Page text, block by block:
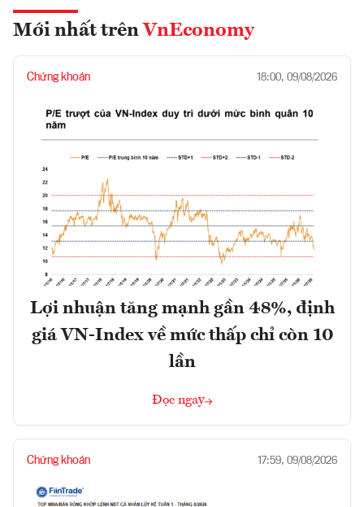
Mới nhất trên VnEconomy
Chứng khoán 18:00, 09/08/2026
Lợi nhuận tăng mạnh gần 48%, định
giá VN-Index về mức thấp chỉ còn 10
lần
Đọc ngay
Chứng khoán 17:59, 09/08/2026